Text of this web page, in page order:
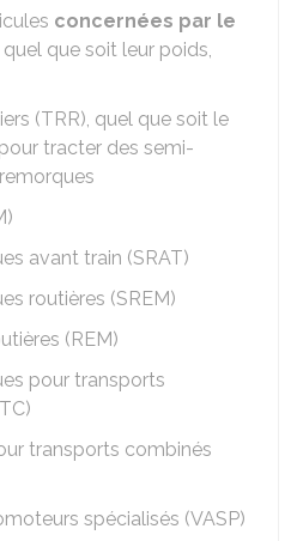
concernées par le
quel que soit leur poids,
(TRR), quel que soit le
tracter des semi-
avant train (SRAT)
routières (SREM)
(REM)
pour transports
transports combinés
spécialisés (VASP)